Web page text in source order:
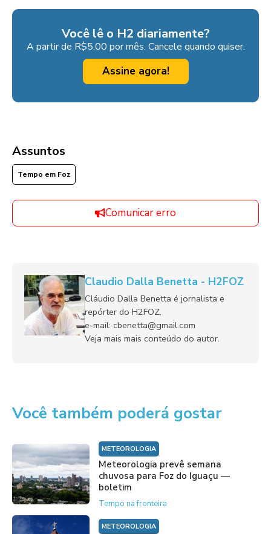
Você lê o H2 diariamente?
A partir de R$5,00 por mês. Cancele quando quiser.
Assine agora!
Assuntos
Tempo em Foz
Comunicar erro
Claudio Dalla Benetta - H2FOZ
Cláudio Dalla Benetta é jornalista e
repórter do H2FOZ.
e-mail: cbenetta@gmail.com
Veja mais mais conteúdo do autor.
Você também poderá gostar
METEOROLOGIA
Meteorologia prevê semana
chuvosa para Foz do Iguaçu —
boletim
Tempo na fronteira
METEOROLOGIA